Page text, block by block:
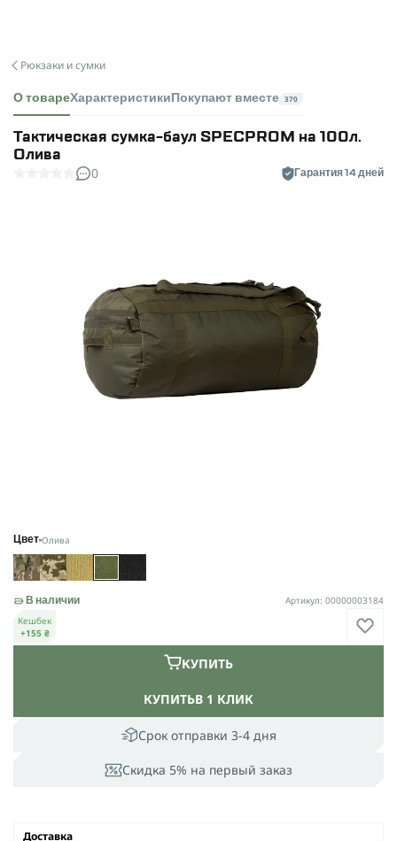
Рюкзаки и сумки
О товареХарактеристики Покупают вместе 370
Тактическая сумка-баул SPECPROM на 100л.
Олива
0 Гарантия 14 дней
Цвет Олива
Срок отправки 3-4 дня
Скидка 5% на первый заказ
КУПИТЬВ 1 КЛИК
КУПИТЬ
В наличии
Артикул: 00000003184
Кешбек
+155 ₴
Доставка